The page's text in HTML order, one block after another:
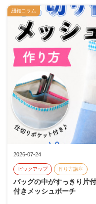
2026-07-24
ピックアップ 作り方講座
バッグの中がすっきり片
付きメッシュポーチ
紐釦コラム